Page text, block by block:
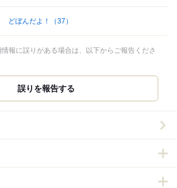
どぼんだよ！ （37）
報に誤りがある場合は、以下からご報告くださ
誤りを報告する